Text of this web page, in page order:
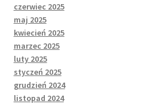
czerwiec 2025
maj 2025
kwiecień 2025
marzec 2025
luty 2025
styczeń 2025
grudzień 2024
listopad 2024